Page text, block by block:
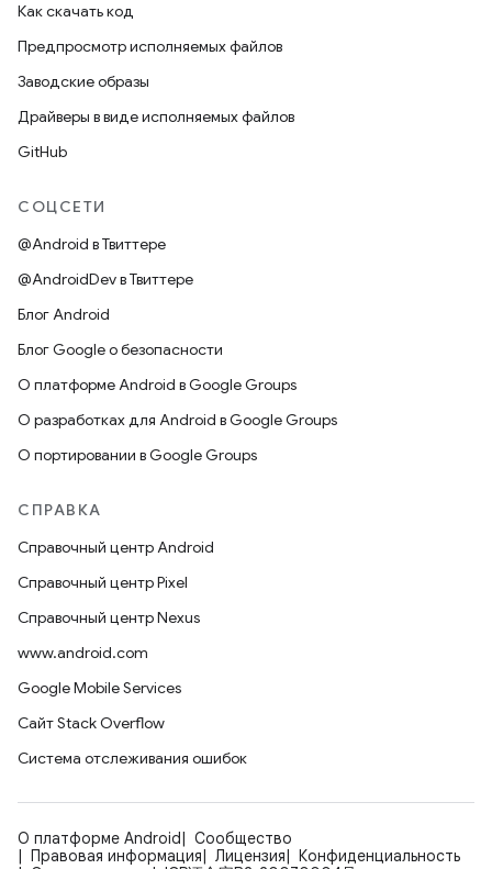
Как скачать код
Предпросмотр исполняемых файлов
Заводские образы
Драйверы в виде исполняемых файлов
GitHub
СОЦСЕТИ
@Android в Твиттере
@AndroidDev в Твиттере
Блог Android
Блог Google о безопасности
О платформе Android в Google Groups
О разработках для Android в Google Groups
О портировании в Google Groups
СПРАВКА
Справочный центр Android
Справочный центр Pixel
Справочный центр Nexus
www.android.com
Google Mobile Services
Сайт Stack Overflow
Система отслеживания ошибок
О платформе Android
Сообщество
Правовая информация
Лицензия
Конфиденциальность